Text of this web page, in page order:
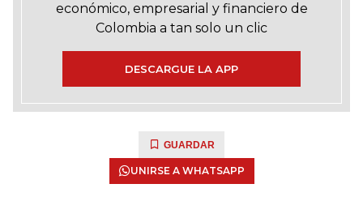
económico, empresarial y financiero de
Colombia a tan solo un clic
DESCARGUE LA APP
GUARDAR
UNIRSE A WHATSAPP